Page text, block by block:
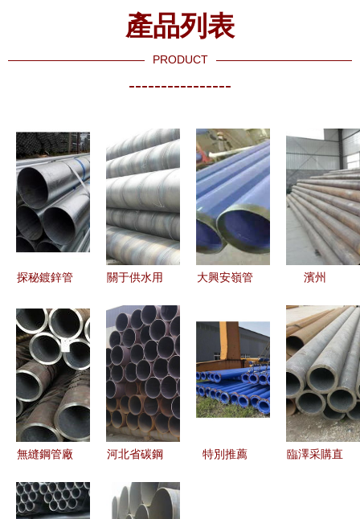
產品列表
PRODUCT
----------------
探秘鍍鋅管
民心鋼管以
品質鑄就信
賴
關于供水用
鋼管（外徑
1920）及
配套閥門的
價格分析
大興安嶺管
埋地3PE防
腐鋼管廠家
在線服務解
析
濱州
縫鋼管產品
圖片與管件
展示
無縫鋼管廠
與閥門的配
河北省碳鋼
制造業現狀
特別推薦
臨澤采購直